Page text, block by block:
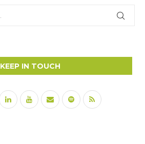
KEEP IN TOUCH